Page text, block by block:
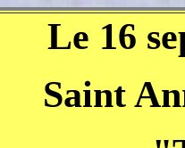
Le 16
Saint